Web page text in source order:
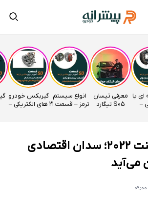
ای یا
–
معرفی تیسان
S05 تیگارد
انواع سیستم
ترمز – قسمت 21
گیربکس خودرو
های الکتریکی –
هیوندای اکسنت ۲۰۲۲؛ سدان اقتصادی
می‌آید